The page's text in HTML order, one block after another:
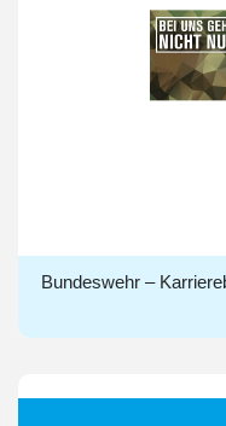
Bundeswehr –
Bundeswehr –